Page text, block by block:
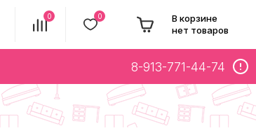
0 0
В корзине
нет товаров
8-913-771-44-74